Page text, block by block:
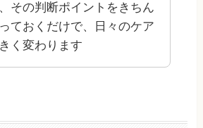
その判断ポイントをきちん
ておくだけで、日々のケア
く変わります